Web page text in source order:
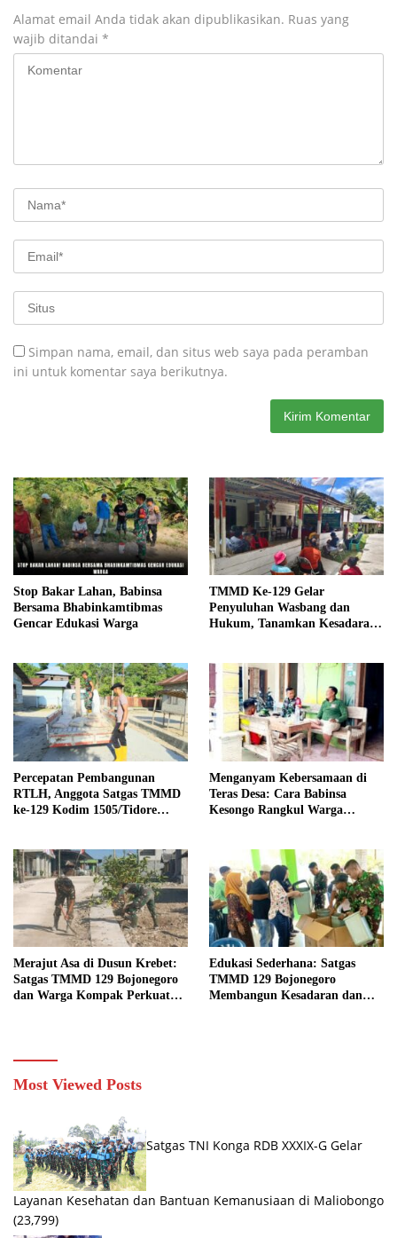
Alamat email Anda tidak akan dipublikasikan. Ruas yang
wajib ditandai *
Simpan nama, email, dan situs web saya pada peramban
ini untuk komentar saya berikutnya.
Stop Bakar Lahan, Babinsa
Bersama Bhabinkamtibmas
Gencar Edukasi Warga
TMMD Ke-129 Gelar
Penyuluhan Wasbang dan
Hukum, Tanamkan Kesadaran
Percepatan Pembangunan
RTLH, Anggota Satgas TMMD
ke-129 Kodim 1505/Tidore
Menganyam Kebersamaan di
Teras Desa: Cara Babinsa
Kesongo Rangkul Warga
Merajut Asa di Dusun Krebet:
Satgas TMMD 129 Bojonegoro
dan Warga Kompak Perkuat
Edukasi Sederhana: Satgas
TMMD 129 Bojonegoro
Membangun Kesadaran dan
Most Viewed Posts
Satgas TNI Konga RDB XXXIX-G Gelar
Layanan Kesehatan dan Bantuan Kemanusiaan di Maliobongo
(23,799)